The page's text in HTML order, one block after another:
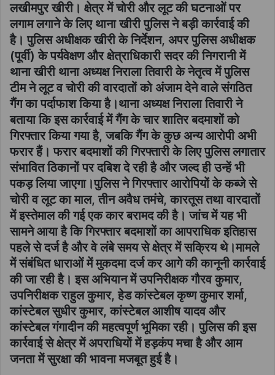
लखीमपुर खीरी। क्षेत्र में चोरी और लूट की घटनाओं पर
लगाम लगाने के लिए थाना खीरी पुलिस ने बड़ी कार्रवाई की
है। पुलिस अधीक्षक खीरी के निर्देशन, अपर पुलिस अधीक्षक
(पूर्वी) के पर्यवेक्षण और क्षेत्राधिकारी सदर की निगरानी में
थाना खीरी थाना अध्यक्ष निराला तिवारी के नेतृत्व में पुलिस
टीम ने लूट व चोरी की वारदातों को अंजाम देने वाले संगठित
गैंग का पर्दाफाश किया है।थाना अध्यक्ष निराला तिवारी ने
बताया कि इस कार्रवाई में गैंग के चार शातिर बदमाशों को
गिरफ्तार किया गया है, जबकि गैंग के कुछ अन्य आरोपी अभी
फरार हैं। फरार बदमाशों की गिरफ्तारी के लिए पुलिस लगातार
संभावित ठिकानों पर दबिश दे रही है और जल्द ही उन्हें भी
पकड़ लिया जाएगा।पुलिस ने गिरफ्तार आरोपियों के कब्जे से
चोरी व लूट का माल, तीन अवैध तमंचे, कारतूस तथा वारदातों
में इस्तेमाल की गई एक कार बरामद की है। जांच में यह भी
सामने आया है कि गिरफ्तार बदमाशों का आपराधिक इतिहास
पहले से दर्ज है और वे लंबे समय से क्षेत्र में सक्रिय थे।मामले
में संबंधित धाराओं में मुकदमा दर्ज कर आगे की कानूनी कार्रवाई
की जा रही है। इस अभियान में उपनिरीक्षक गौरव कुमार,
उपनिरीक्षक राहुल कुमार, हेड कांस्टेबल कृष्ण कुमार शर्मा,
कांस्टेबल सुधीर कुमार, कांस्टेबल आशीष यादव और
कांस्टेबल गंगादीन की महत्वपूर्ण भूमिका रही। पुलिस की इस
कार्रवाई से क्षेत्र में अपराधियों में हड़कंप मचा है और आम
जनता में सुरक्षा की भावना मजबूत हुई है।